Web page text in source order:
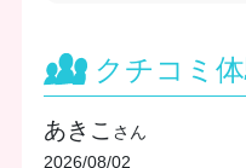
クチコミ
あきこ さん
2026/08/02